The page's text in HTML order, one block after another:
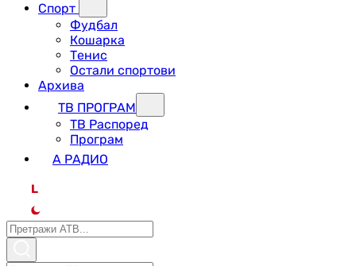
Спорт
Фудбал
Кошарка
Тенис
Остали спортови
Архива
ТВ ПРОГРАМ
ТВ Распоред
Програм
А РАДИО
L